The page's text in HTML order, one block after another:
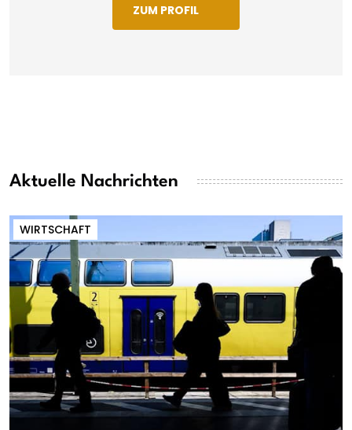
ZUM PROFIL
Aktuelle Nachrichten
WIRTSCHAFT